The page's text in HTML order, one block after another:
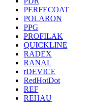
PERFECOAT
POLARON
PPG
PROFILAK
QUICKLINE
RADEX
RANAL
rDEVICE
RedHotDot
REF
REHAU